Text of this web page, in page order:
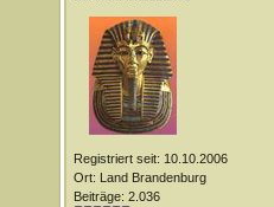
Registriert seit: 10.10.2006
Ort: Land Brandenburg
Beiträge: 2.036